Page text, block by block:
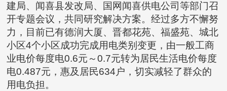
建局、闻喜县发改局、国网闻喜供电公司等部门召
开专题会议，共同研究解决方案。经过多方不懈努
力，目前已有德润大厦、晋都花苑、福盛苑、城北
小区4个小区成功完成用电类别变更，由一般工商
业电价每度电0.6元～0.7元转为居民生活电价每度
电0.487元，惠及居民634户，切实减轻了群众的
用电负担。